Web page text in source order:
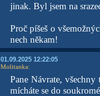
jinak. Byl jsem na
Proč píšeš o
nech někam!
01.09.2025 12:22:05
Molitanka:
Pane Návrate,
mícháte se do